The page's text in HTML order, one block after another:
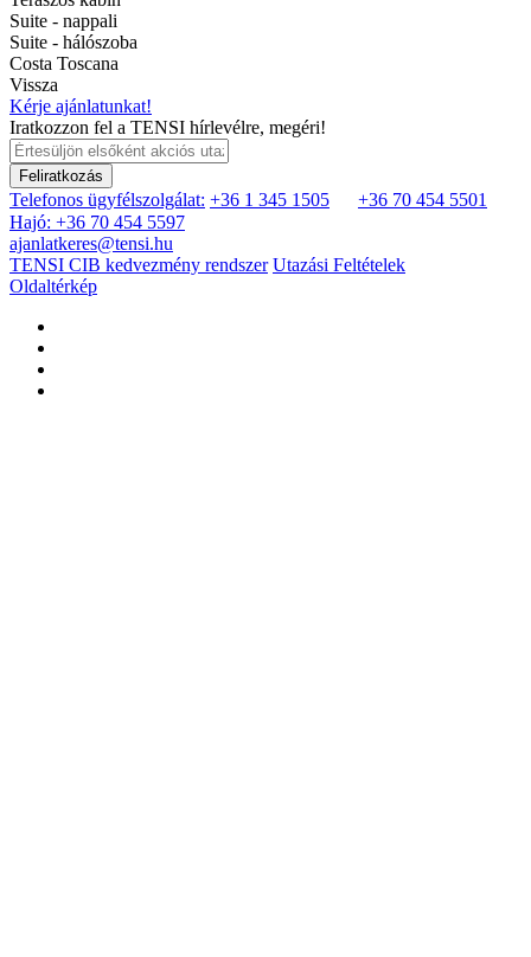
Suite - nappali
Suite - hálószoba
Costa Toscana
Vissza
Kérje ajánlatunkat!
Iratkozzon fel a TENSI hírlevélre, megéri!
Feliratkozás
Telefonos ügyfélszolgálat: +36 1 345 1505
+36 70 454 5501
Hajó: +36 70 454 5597
ajanlatkeres@tensi.hu
TENSI CIB kedvezmény rendszer Utazási Feltételek
Oldaltérkép